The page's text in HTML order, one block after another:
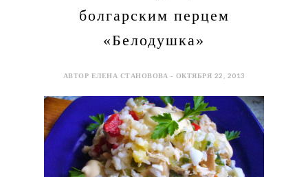
болгарским перцем
«Белодушка»
АВТОР ЕЛЕНА СТАНОВОВА - ОКТЯБРЯ 22, 2013